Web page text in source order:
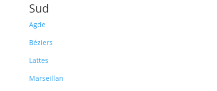
Sud
Agde
Béziers
Lattes
Marseillan